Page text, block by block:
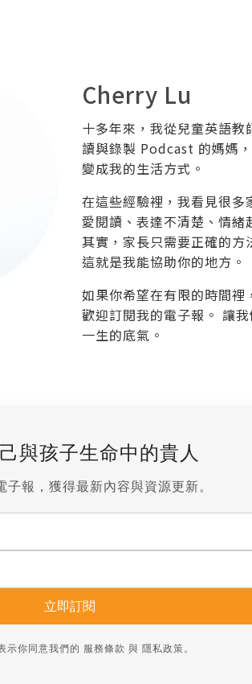
Cherry Lu
十多年來，我從兒童英語教
讀與錄製 Podcast 的媽媽
變成我的生活方式。
在這些經驗裡，我看見很多
愛閱讀、表達不清楚、情
其實，家長只需要正確的方
這就是我能協助你的地方。
如果你希望在有限的時間裡
歡迎訂閱我的電子報。 讓
一生的底氣。
與孩子生命中的貴人
子報，獲得最新內容與資源更新。
立即訂閱
示你同意我們的 服務條款 與 隱私政策 。